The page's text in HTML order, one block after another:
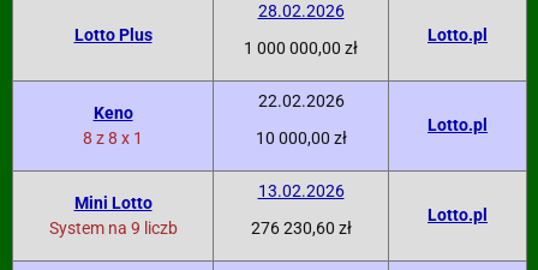
Lotto Plus
28.02.2026
1 000 000,00 zł
Lotto.pl
Keno
8 z 8 x 1
22.02.2026
10 000,00 zł
Lotto.pl
Mini Lotto
System na 9 liczb
13.02.2026
276 230,60 zł
Lotto.pl